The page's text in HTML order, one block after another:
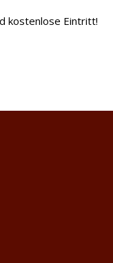
kostenlose Eintritt!